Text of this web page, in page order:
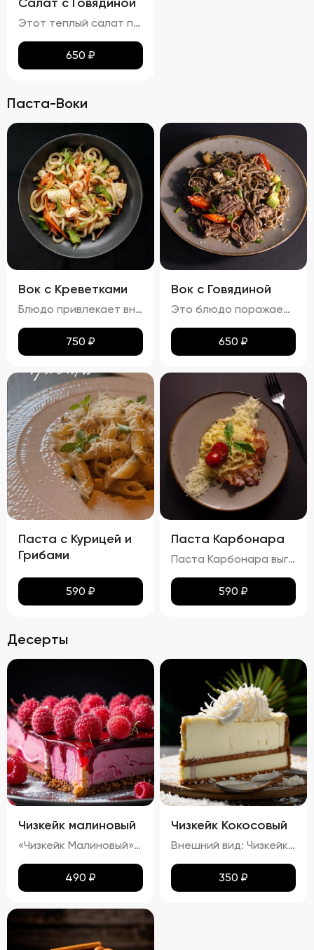
Этот теплый салат поражает своим сочетанием вкусов и ароматов. Кусочки сочной говядины гармонично дополняются мягкими ломтиками баклажанов и спелых помидоров. Равномерно распределённый по поверхности сыра мармезан придаёт блюду изысканную пикантность. Вкус салата насыщен теплом, где каждая составляющая играет свою роль: солоноватая говядина, кислинка помидоров и пряная нотка баклажанов создают идеальный баланс. Ароматы жареной говядины и баклажанов наполняют блюдо особым шармом. Консистенция салата остаётся мягкой благодаря нежному мясу и тушеным овощам, при этом плавленный сыр мармезан добавляет приятного сливочного оттенка.
650 ₽
Паста-Воки
Вок с Креветками
Блюдо привлекает внимание ярким и аппетитным видом, где разноцветные овощи и розовые креветки создают живописную композицию. Лапша мягкая, но сохраняет упругую текстуру, не теряя формы. Айсберг и огурцы добавляют свежести и легкости, украшая блюдо и придавая ему особый шарм. Вкус вок с креветками насыщен морскими нотками, которые гармонично сочетаются с ароматами чеснока и лука. Овощи вносят свои свежие и сладковатые оттенки, а соус добавляет пикантности и завершает вкусовую гамму. Аромат блюда пленяет нотками морепродуктов и жареных овощей, возбуждая аппетит. Консистенция блюда радует разнообразием: креветки нежные и сочные, овощи слегка хрустят, сохраняя свою форму и текстуру, а лапша остается мягкой и эластичной. Цукини и огурец также сохраняют свою структуру, добавляя блюду дополнительные текстуры и объемы.
750 ₽
Вок с Говядиной
Это блюдо поражает своими яркими красками и аппетитным видом. Говядина равномерно обжарена до золотистой корочки, а овощи сохраняют свою свежесть и привлекательность. Мягкая, но не переваренная лапша служит идеальной основой для сочетания всех ингредиентов. Кинза и кунжут добавляют завершающий штрих, делая блюдо еще более соблазнительным. Вкус вок с говядиной богат и сбалансирован. Мясо источает насыщенный аромат, болгарский перец привносит сладкие нотки, а устричный и соевый соусы добавляют пикантности. Свежий вкус кинзы подчеркивает гармонию всех компонентов. Аромат блюда завораживает, наполняя пространство нотками чеснока и жареного мяса. Консистенция блюда тоже радует: говядина нежная и сочная, овощи слегка хрустят, а лапша мягкая и эластичная. Цукини сохраняют свою форму и текстуру, добавляя блюду дополнительный объем и разнообразие.
650 ₽
Паста с Курицей и
Грибами
590 ₽
Паста Карбонара
Паста Карбонара выглядит аппетитно, с глянцевыми макаронами, покрытыми сливочно-яичным соусом. Пармезан и базилик добавляют контраст и завершают внешний вид блюда, делая его еще более привлекательным. Вкус пасты Карбонара насыщен сливочными нотками, с оттенками копчёного вкуса грудинки и лёгкими нюансами чеснока и лука. Запах блюда богат и манящ, с ароматами чеснока, лука и пармезана. Консистенция пасты идеальна: макароны упругие (al dente), а соус густой и обволакивает каждую макаронину. Грудинка хрустящая снаружи и нежная внутри, что добавляет блюду особую текстурную сложность.
590 ₽
Десерты
Чизкейк малиновый
«Чизкейк Малиновый» — изысканный десерт, воплощающий гармонию вкуса и красоты. Его гладкая, словно бархатная, поверхность украшена свежими ягодами малины, подчеркивающими яркость насыщенного красного цвета. Нежнейшая кремовая структура тает во рту, оставляя приятное послевкусие сливочного сыра с легкими нотками кислинки спелой малины. Аромат этого чизкейка пленяет сочетанием свежих ягод и сливочных оттенков, создавая ощущение настоящего кулинарного праздника.»
490 ₽
Чизкейк Кокосовый
Внешний вид: Чизкейк должен иметь гладкую, ровную поверхность, без трещин и повреждений. Верхняя часть может быть украшена кокосовой стружкой. Цвет: Основу чизкейка должен составлять белый или кремовый цвет, а кокосовая начинка – белый или слегка желтоватый. Структура: Консистенция чизкейка должна быть нежной, кремовой, легко ломающейся вилкой. Вкус: Вкус должен быть сливочным, с выраженными нотами кокоса. Запах: Приятный аромат кокоса и сливок.
350 ₽